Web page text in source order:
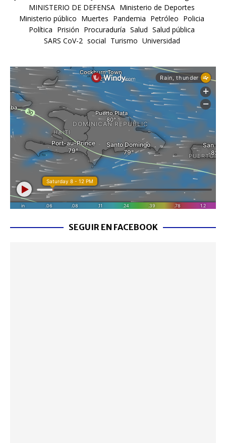
MINISTERIO DE DEFENSA Ministerio de Deportes
Ministerio público Muertes Pandemia Petróleo Policia
Política Prisión Procuraduría Salud Salud pública
SARS CoV-2 social Turismo Universidad
SEGUIR EN FACEBOOK